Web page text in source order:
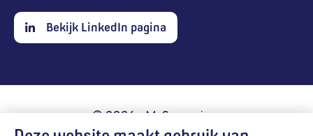
Bekijk LinkedIn pagina
© 2026 - MySupervisor